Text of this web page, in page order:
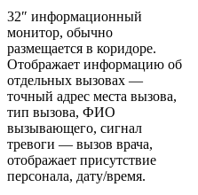
32″ информационный
монитор, обычно
размещается в коридоре.
Отображает информацию об
отдельных вызовах —
точный адрес места вызова,
тип вызова, ФИО
вызывающего, сигнал
тревоги — вызов врача,
отображает присутствие
персонала, дату/время.